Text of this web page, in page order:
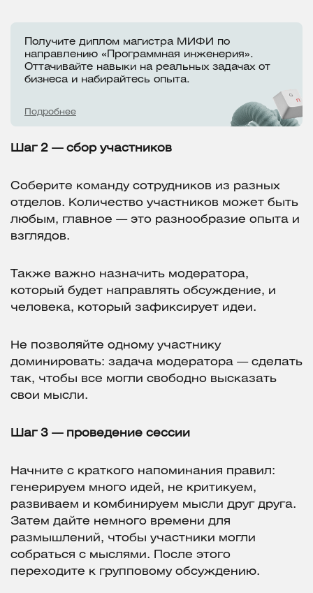
Получите диплом магистра МИФИ по
направлению «Программная инженерия».
Оттачивайте навыки на реальных задачах от
бизнеса и набирайтесь опыта.
Подробнее
Шаг 2 — сбор участников
Соберите команду сотрудников из разных
отделов. Количество участников может быть
любым, главное — это разнообразие опыта и
взглядов.
Также важно назначить модератора,
который будет направлять обсуждение, и
человека, который зафиксирует идеи.
Не позволяйте одному участнику
доминировать: задача модератора — сделать
так, чтобы все могли свободно высказать
свои мысли.
Шаг 3 — проведение сессии
Начните с краткого напоминания правил:
генерируем много идей, не критикуем,
развиваем и комбинируем мысли друг друга.
Затем дайте немного времени для
размышлений, чтобы участники могли
собраться с мыслями. После этого
переходите к групповому обсуждению.